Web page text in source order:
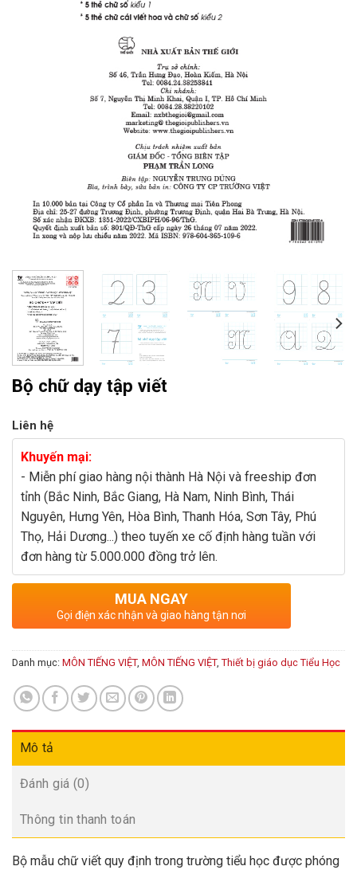
Bộ chữ dạy tập viết
Liên hệ
Khuyến mại:
- Miễn phí giao hàng nội thành Hà Nội và freeship đơn
tỉnh (Bắc Ninh, Bắc Giang, Hà Nam, Ninh Bình, Thái
Nguyên, Hưng Yên, Hòa Bình, Thanh Hóa, Sơn Tây, Phú
Thọ, Hải Dương...) theo tuyến xe cố định hàng tuần với
đơn hàng từ 5.000.000 đồng trở lên.
MUA NGAY
Gọi điện xác nhận và giao hàng tận nơi
Danh mục: MÔN TIẾNG VIỆT, MÔN TIẾNG VIỆT, Thiết bị giáo dục Tiểu Học
Mô tả
Đánh giá (0)
Thông tin thanh toán
Bộ mẫu chữ viết quy định trong trường tiểu học được phóng